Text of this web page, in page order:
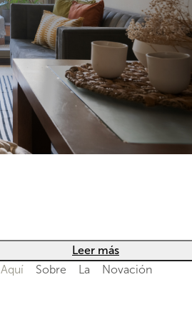
AquíSobre La Novación
Leer más